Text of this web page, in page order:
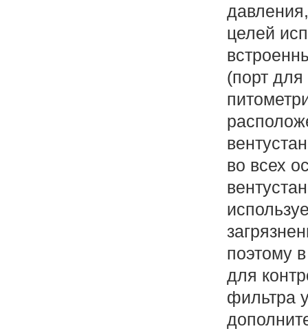
целей
(порт
во всех
поэтому
для
фильтра